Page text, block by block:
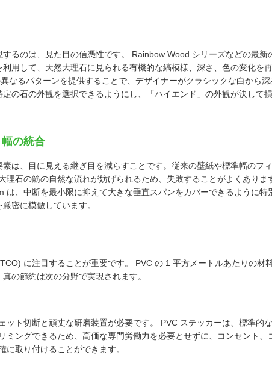
るのは、見た目の信憑性です。 Rainbow Wood シリーズなどの最新
用して、天然大理石に見られる有機的な縞模様、深さ、色の変化を
なるパターンを提供することで、デザイナーがクラシックな白から深
の石の外観を選択できるようにし、「ハイエンド」の外観が決して
の統合
は、目に見える継ぎ目を減らすことです。従来の壁紙や標準幅のフ
理石の筋の自然な流れが妨げられるため、失敗することがよくありま
は、中断を最小限に抑えて大きな垂直スパンをカバーできるように特
密に模倣しています。
に注目することが重要です。 PVC の 1 平方メートルあたりの材
の節約は次の分野で実現されます。
ット切断と頑丈な研磨装置が必要です。 PVC ステッカーは、標準的
ミングできるため、高価な専門労働力を必要とせずに、コンセント、
に取り付けることができます。